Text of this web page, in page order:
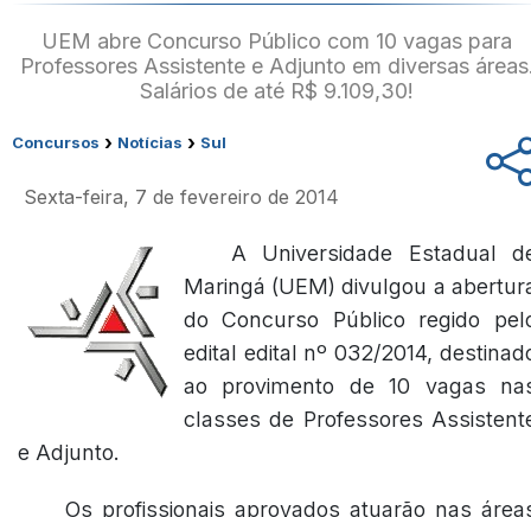
UEM abre Concurso Público com 10 vagas para
Professores Assistente e Adjunto em diversas
Salários de até R$ 9.109,30!
Concursos › Notícias › Sul
Sexta-feira, 7 de fevereiro de 2014
A Universidade Estadual
Maringá (UEM) divulgou a
do Concurso Público regido
edital edital nº 032/2014,
ao provimento de 10 vagas
classes de Professores
e Adjunto.
Os profissionais aprovados atuarão nas